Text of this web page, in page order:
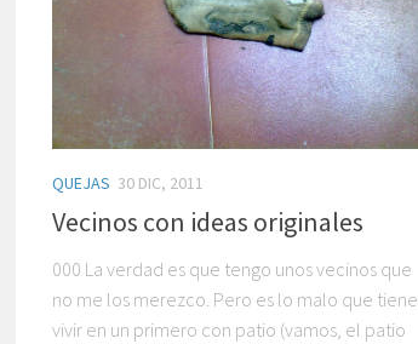
QUEJAS 30 DIC, 2011
Vecinos con ideas originales
000 La verdad es que tengo unos vecinos que
no me los merezco. Pero es lo malo que tiene
vivir en un primero con patio (vamos, el patio